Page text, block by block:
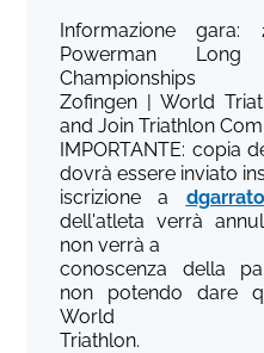
Informazione gara:
Powerman Long
Championships
Zofingen | World
and Join Triathlon
IMPORTANTE: copia
dovrà essere inviato
iscrizione a
dell'atleta verrà
non verrà a
conoscenza della
non potendo dare
World
Triathlon.